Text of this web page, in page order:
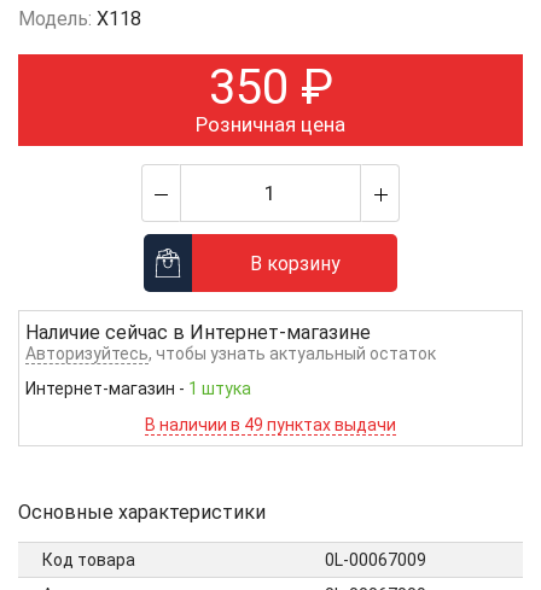
Модель: X118
350 ₽
Розничная цена
В корзину
Наличие сейчас в Интернет-магазине
Авторизуйтесь, чтобы узнать актуальный остаток
Интернет-магазин - 1 штука
В наличии в 49 пунктах выдачи
Основные характеристики
Код товара
0L-00067009